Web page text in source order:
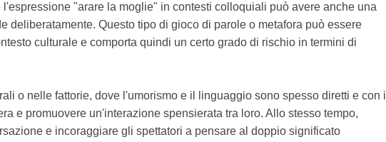
"arare la moglie" in contesti colloquiali può avere anche una
deliberatamente. Questo tipo di gioco di parole o metafora può essere
culturale e comporta quindi un certo grado di rischio in termini di
o nelle fattorie, dove l'umorismo e il linguaggio sono spesso diretti e con i
e promuovere un'interazione spensierata tra loro. Allo stesso tempo,
e incoraggiare gli spettatori a pensare al doppio significato